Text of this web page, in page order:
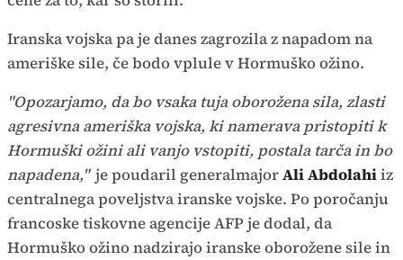
Iranska vojska pa je danes zagrozila z napadom na
ameriške sile, če bodo vplule v Hormuško ožino.
"Opozarjamo, da bo vsaka tuja oborožena sila, zlasti
agresivna ameriška vojska, ki namerava pristopiti k
Hormuški ožini ali vanjo vstopiti, postala tarča in bo
napadena," je poudaril generalmajorAli Abdolahiiz
centralnega poveljstva iranske vojske. Po poročanju
francoske tiskovne agencije AFP je dodal, da
Hormuško ožino nadzirajo iranske oborožene sile in